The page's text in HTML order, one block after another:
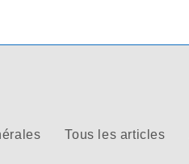
Tous les articles